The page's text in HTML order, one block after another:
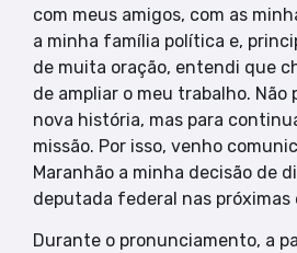
com meus amigos, com as
a minha família política e,
de muita oração, entendi que
de ampliar o meu trabalho. Não
nova história, mas para
missão. Por isso, venho
Maranhão a minha decisão de
deputada federal nas próximas
Durante o pronunciamento, a